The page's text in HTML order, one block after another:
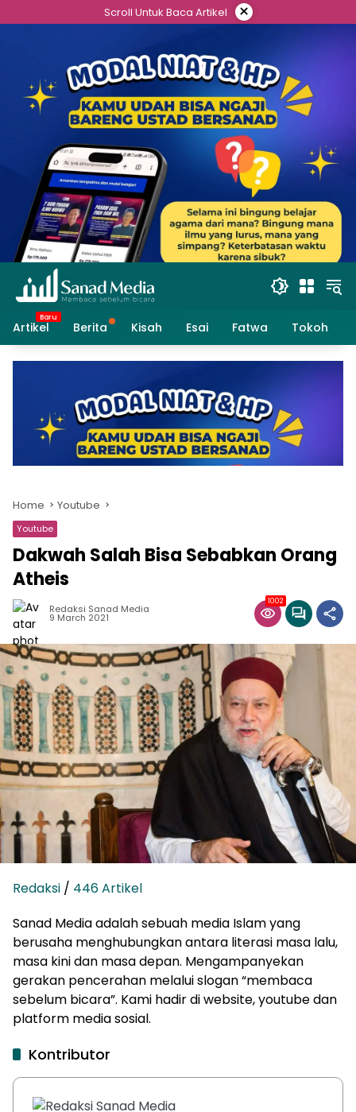
to
Scroll Untuk Baca Artikel ×
Artikel Berita Kisah Esai Fatwa Tokoh
Home Youtube
Youtube
Dakwah Salah Bisa Sebabkan Orang
Atheis
Redaksi Sanad Media
9 March 2021
1002
Redaksi / 446 Artikel
Sanad Media adalah sebuah media Islam yang
berusaha menghubungkan antara literasi masa lalu,
masa kini dan masa depan. Mengampanyekan
gerakan pencerahan melalui slogan “membaca
sebelum bicara”. Kami hadir di website, youtube dan
platform media sosial.
Kontributor